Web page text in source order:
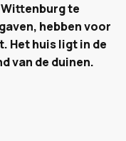
te
hebben voor
Het huis ligt in de
van de duinen.